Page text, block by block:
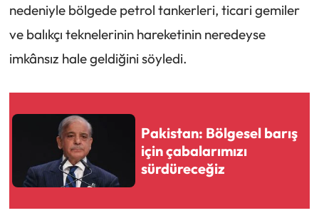
nedeniyle bölgede petrol tankerleri, ticari gemiler
ve balıkçı teknelerinin hareketinin neredeyse
imkânsız hale geldiğini söyledi.
Pakistan: Bölgesel barış
için çabalarımızı
sürdüreceğiz